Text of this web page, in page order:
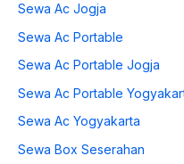
Sewa Ac Jogja
Sewa Ac Portable
Sewa Ac Portable Jogja
Sewa Ac Portable
Sewa Ac Yogyakarta
Sewa Box Seserahan